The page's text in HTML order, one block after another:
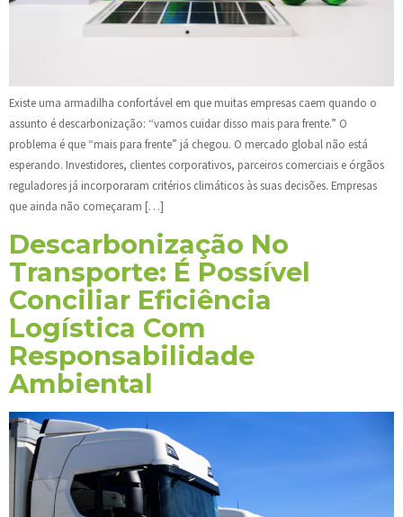
Existe uma armadilha confortável em que muitas empresas caem quando o
assunto é descarbonização: “vamos cuidar disso mais para frente.” O
problema é que “mais para frente” já chegou. O mercado global não está
esperando. Investidores, clientes corporativos, parceiros comerciais e órgãos
reguladores já incorporaram critérios climáticos às suas decisões. Empresas
que ainda não começaram […]
Descarbonização No
Transporte: É Possível
Conciliar Eficiência
Logística Com
Responsabilidade
Ambiental